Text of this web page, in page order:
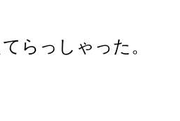
らっしゃった。